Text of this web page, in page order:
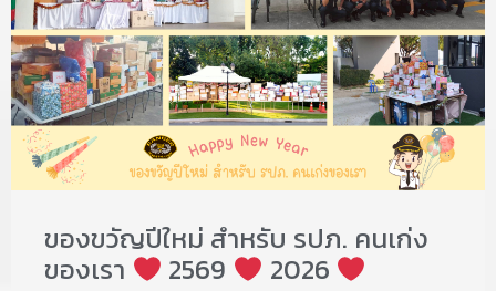
ของขวัญปีใหม่ สำหรับ รปภ. คนเก่ง
ของเรา
2569 2026